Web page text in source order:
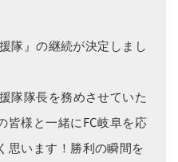
隊』の継続が決定しまし
隊隊長を務めさせていた
皆様と一緒にFC岐阜を応
思います！勝利の瞬間を